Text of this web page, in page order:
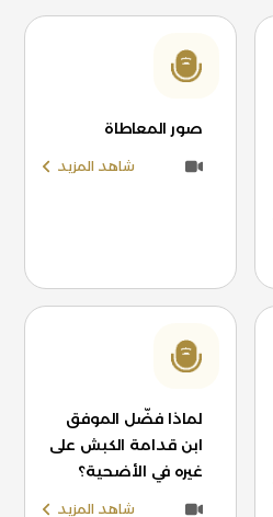
صور المعاطاة
شاهد المزيد
لماذا فضّل الموفق
ابن قدامة الكبش على
غيره في الأضحية؟
شاهد المزيد